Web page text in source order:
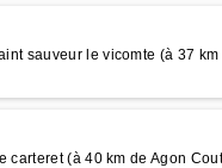
sauveur le vicomte (à 37
carteret (à 40 km de Agon